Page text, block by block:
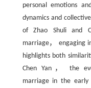
personal emotions
dynamics and
of Zhao Shuli and
marriage， engaging
highlights both
Chen Yan， the
marriage in the